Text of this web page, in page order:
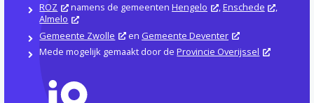
ROZ
namens de gemeentenHengelo ,Enschede
,
Almelo
Gemeente Zwolle
en Gemeente Deventer
Mede mogelijk gemaakt door deProvincie Overijssel